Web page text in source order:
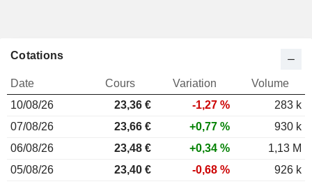
Cotations
Date Cours Variation
Volume
10/08/26
23,36 € -1,27 %
283 k
07/08/26
23,66 € +0,77 %
930 k
06/08/26
23,48 € +0,34 %
1,13 M
05/08/26
23,40 € -0,68 %
926 k